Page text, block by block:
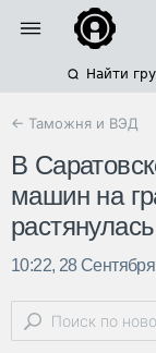
Найти
← Таможня и ВЭД
В
машин на
10:22, 28